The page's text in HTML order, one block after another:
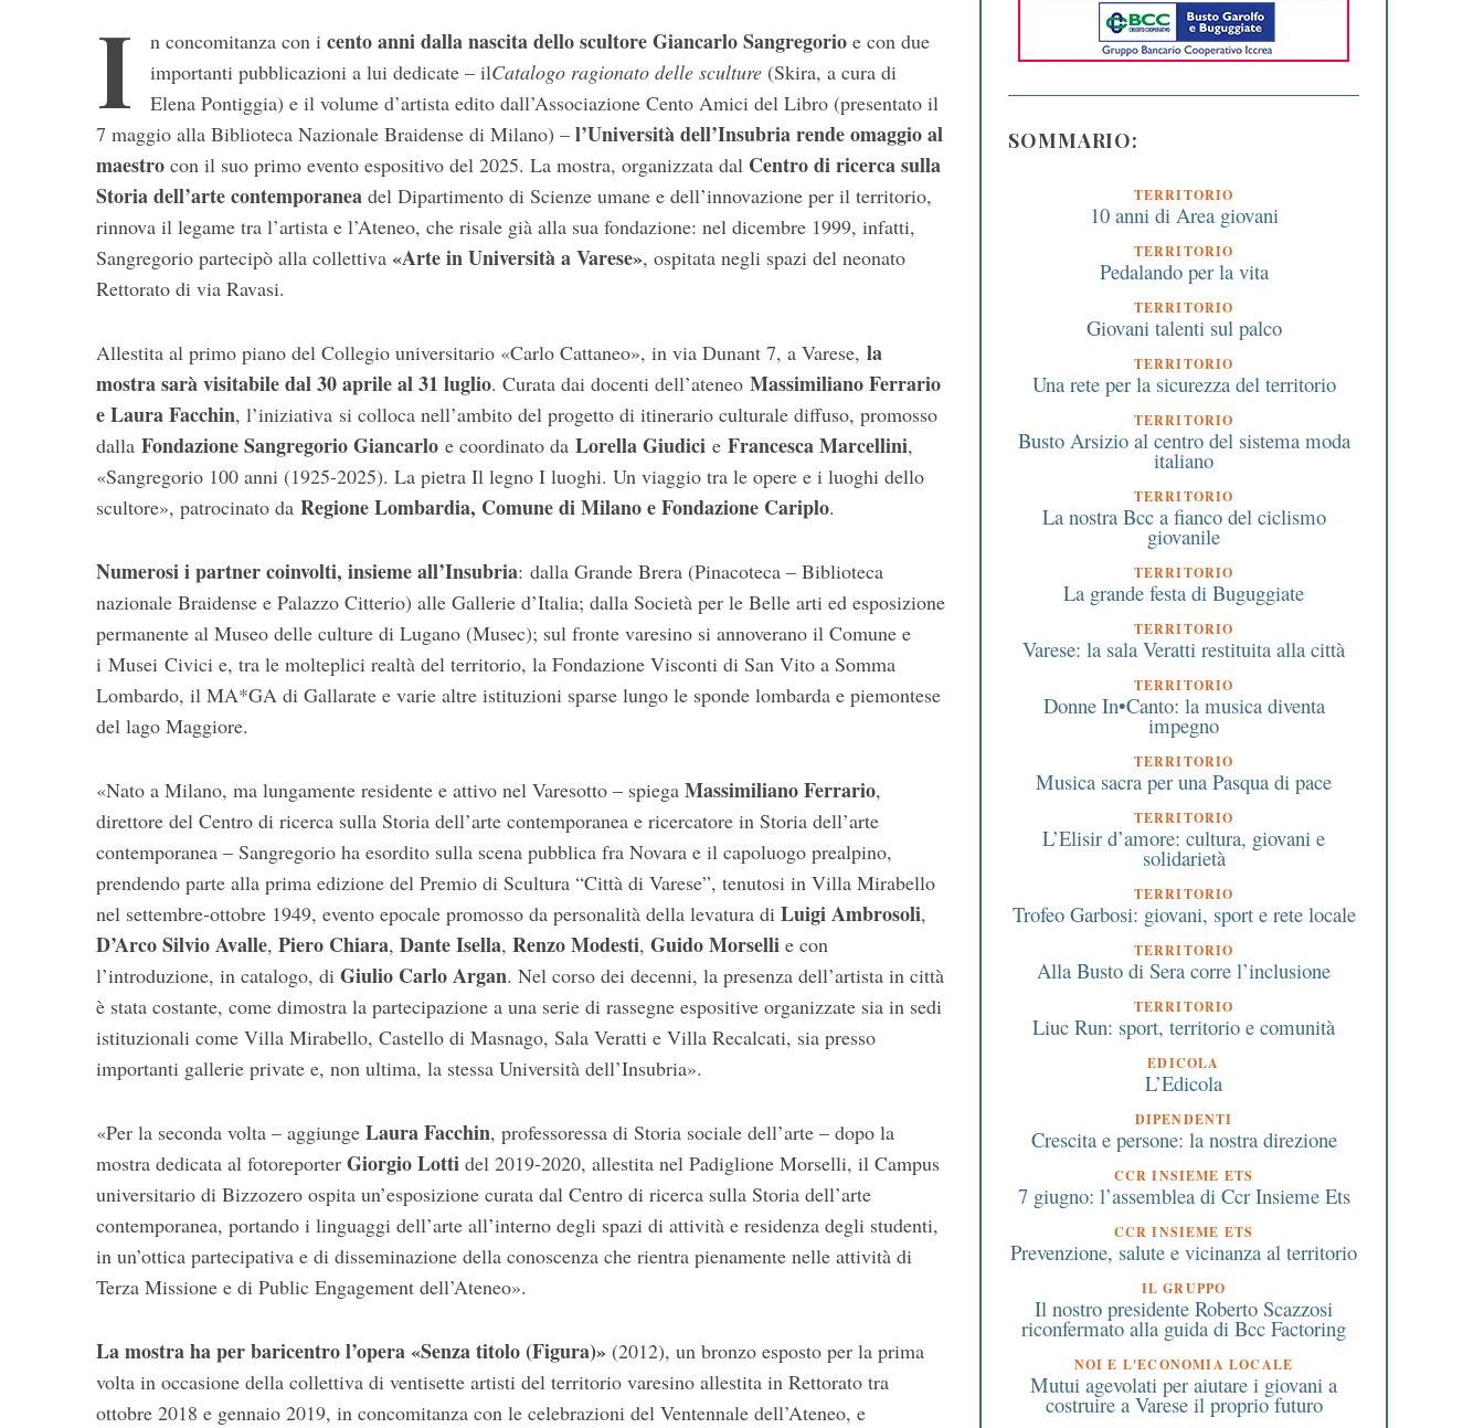
I n concomitanza con i cento anni dalla nascita dello scultore Giancarlo Sangregorio e con due
importanti pubblicazioni a lui dedicate – ilCatalogo ragionato delle sculture (Skira, a cura di
Elena Pontiggia) e il volume d’artista edito dall’Associazione Cento Amici del Libro (presentato il
7 maggio alla Biblioteca Nazionale Braidense di Milano) – l’Università dell’Insubria rende omaggio al
maestro con il suo primo evento espositivo del 2025. La mostra, organizzata dal Centro di ricerca sulla
Storia dell’arte contemporanea del Dipartimento di Scienze umane e dell’innovazione per il territorio,
rinnova il legame tra l’artista e l’Ateneo, che risale già alla sua fondazione: nel dicembre 1999, infatti,
Sangregorio partecipò alla collettiva «Arte in Università a Varese», ospitata negli spazi del neonato
Rettorato di via Ravasi.
Allestita al primo piano del Collegio universitario «Carlo Cattaneo», in via Dunant 7, a Varese, la
mostra sarà visitabile dal 30 aprile al 31 luglio. Curata dai docenti dell’ateneo Massimiliano Ferrario
e Laura Facchin, l’iniziativa si colloca nell’ambito del progetto di itinerario culturale diffuso, promosso
dalla Fondazione Sangregorio Giancarlo e coordinato da Lorella Giudici e Francesca Marcellini,
«Sangregorio 100 anni (1925-2025). La pietra Il legno I luoghi. Un viaggio tra le opere e i luoghi dello
scultore», patrocinato da Regione Lombardia, Comune di Milano e Fondazione Cariplo.
Numerosi i partner coinvolti, insieme all’Insubria: dalla Grande Brera (Pinacoteca – Biblioteca
nazionale Braidense e Palazzo Citterio) alle Gallerie d’Italia; dalla Società per le Belle arti ed esposizione
permanente al Museo delle culture di Lugano (Musec); sul fronte varesino si annoverano il Comune e
i Musei Civici e, tra le molteplici realtà del territorio, la Fondazione Visconti di San Vito a Somma
Lombardo, il MA*GA di Gallarate e varie altre istituzioni sparse lungo le sponde lombarda e piemontese
del lago Maggiore.
«Nato a Milano, ma lungamente residente e attivo nel Varesotto – spiega Massimiliano Ferrario,
direttore del Centro di ricerca sulla Storia dell’arte contemporanea e ricercatore in Storia dell’arte
contemporanea – Sangregorio ha esordito sulla scena pubblica fra Novara e il capoluogo prealpino,
prendendo parte alla prima edizione del Premio di Scultura “Città di Varese”, tenutosi in Villa Mirabello
nel settembre-ottobre 1949, evento epocale promosso da personalità della levatura di Luigi Ambrosoli,
D’Arco Silvio Avalle, Piero Chiara, Dante Isella, Renzo Modesti, Guido Morselli e con
l’introduzione, in catalogo, di Giulio Carlo Argan. Nel corso dei decenni, la presenza dell’artista in città
è stata costante, come dimostra la partecipazione a una serie di rassegne espositive organizzate sia in sedi
istituzionali come Villa Mirabello, Castello di Masnago, Sala Veratti e Villa Recalcati, sia presso
importanti gallerie private e, non ultima, la stessa Università dell’Insubria».
«Per la seconda volta – aggiunge Laura Facchin, professoressa di Storia sociale dell’arte – dopo la
mostra dedicata al fotoreporter Giorgio Lotti del 2019-2020, allestita nel Padiglione Morselli, il Campus
universitario di Bizzozero ospita un’esposizione curata dal Centro di ricerca sulla Storia dell’arte
contemporanea, portando i linguaggi dell’arte all’interno degli spazi di attività e residenza degli studenti,
in un’ottica partecipativa e di disseminazione della conoscenza che rientra pienamente nelle attività di
Terza Missione e di Public Engagement dell’Ateneo».
La mostra ha per baricentro l’opera «Senza titolo (Figura)» (2012), un bronzo esposto per la prima
volta in occasione della collettiva di ventisette artisti del territorio varesino allestita in Rettorato tra
ottobre 2018 e gennaio 2019, in concomitanza con le celebrazioni del Ventennale dell’Ateneo, e
SOMMARIO:
TERRITORIO
10 anni di Area giovani
TERRITORIO
Pedalando per la vita
TERRITORIO
Giovani talenti sul palco
TERRITORIO
Una rete per la sicurezza del territorio
TERRITORIO
Busto Arsizio al centro del sistema moda
italiano
TERRITORIO
La nostra Bcc a fianco del ciclismo
giovanile
TERRITORIO
La grande festa di Buguggiate
TERRITORIO
Varese: la sala Veratti restituita alla città
TERRITORIO
Donne In•Canto: la musica diventa
impegno
TERRITORIO
Musica sacra per una Pasqua di pace
TERRITORIO
L’Elisir d’amore: cultura, giovani e
solidarietà
TERRITORIO
Trofeo Garbosi: giovani, sport e rete locale
TERRITORIO
Alla Busto di Sera corre l’inclusione
TERRITORIO
Liuc Run: sport, territorio e comunità
EDICOLA
L’Edicola
DIPENDENTI
Crescita e persone: la nostra direzione
CCR INSIEME ETS
7 giugno: l’assemblea di Ccr Insieme Ets
CCR INSIEME ETS
Prevenzione, salute e vicinanza al territorio
IL GRUPPO
Il nostro presidente Roberto Scazzosi
riconfermato alla guida di Bcc Factoring
NOI E L'ECONOMIA LOCALE
Mutui agevolati per aiutare i giovani a
costruire a Varese il proprio futuro
S
e
c
h
o
r
: